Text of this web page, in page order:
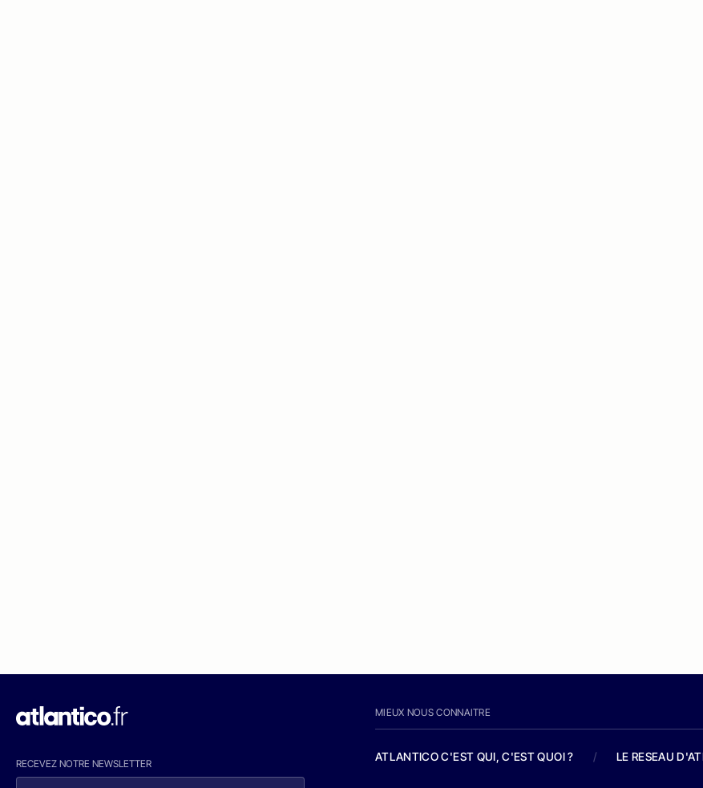
RECEVEZ NOTRE NEWSLETTER
MIEUX NOUS CONNAITRE
ATLANTICO C'EST QUI, C'EST QUOI ? / LE RESEAU